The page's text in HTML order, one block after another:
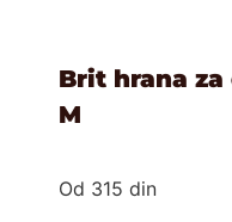
Brit hrana
M
Od 315 din